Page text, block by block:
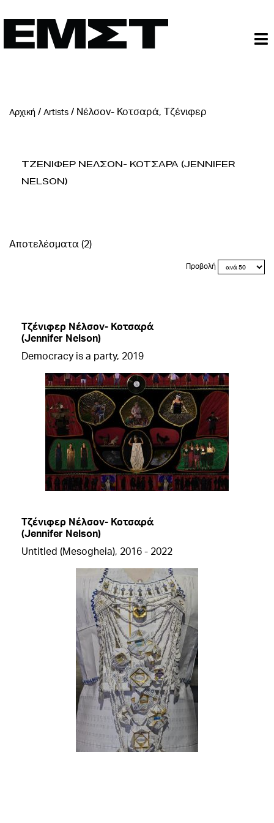
Αρχική / Artists / Νέλσον- Κοτσαρά, Τζένιφερ
Τζενιφερ Νελσον- Κοτσαρα (Jennifer
Nelson)
Αποτελέσματα (2)
Προβολή
Τζένιφερ Νέλσον- Κοτσαρά
(Jennifer Nelson)
Democracy is a party, 2019
Τζένιφερ Νέλσον- Κοτσαρά
(Jennifer Nelson)
Untitled (Mesogheia), 2016 - 2022